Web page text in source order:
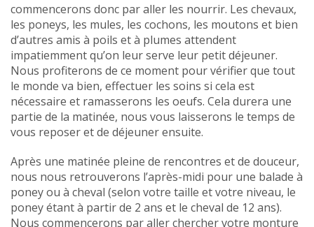
commencerons donc par aller les nourrir. Les chevaux,
les poneys, les mules, les cochons, les moutons et bien
d’autres amis à poils et à plumes attendent
impatiemment qu’on leur serve leur petit déjeuner.
Nous profiterons de ce moment pour vérifier que tout
le monde va bien, effectuer les soins si cela est
nécessaire et ramasserons les oeufs. Cela durera une
partie de la matinée, nous vous laisserons le temps de
vous reposer et de déjeuner ensuite.
Après une matinée pleine de rencontres et de douceur,
nous nous retrouverons l’après-midi pour une balade à
poney ou à cheval (selon votre taille et votre niveau, le
poney étant à partir de 2 ans et le cheval de 12 ans).
Nous commencerons par aller chercher votre monture